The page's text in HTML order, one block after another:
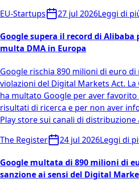
EU-Startups
27 jul 2026Leggi di
Google supera il record di Alibaba
multa DMA in Europa
Google rischia 890 milioni di euro di
violazioni del Digital Markets Act.
ha multato Google per aver
risultati di ricerca e per non aver
Play store sui canali di
The Register
24 jul 2026Leggi di
Google multata di 890 milioni di
sanzione ai sensi del Digital